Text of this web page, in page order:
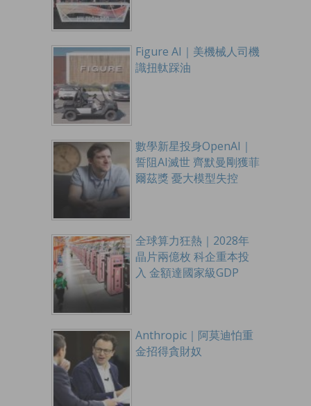
Figure AI｜美機械人司機
識扭軚踩油
數學新星投身OpenAI｜
誓阻AI滅世 齊默曼剛獲菲
爾茲獎 憂大模型失控
全球算力狂熱｜2028年
晶片兩億枚 科企重本投
入 金額達國家級GDP
Anthropic｜阿莫迪怕重
金招得貪財奴